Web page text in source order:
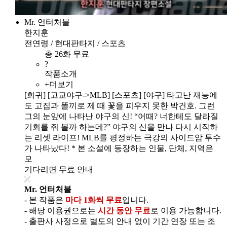
Mr. 언터처블
한지훈
전연령 / 현대판타지 / 스포츠
총 26화 무료
?
작품소개
+더보기
[회귀] [고교야구->MLB] [스포츠] [야구] 타고난 재능에
도 고집과 똘끼로 제 때 꽃을 피우지 못한 박건호. 그런
그의 눈앞에 나타난 야구의 신! “어때? 너한테도 달라질
기회를 줘 볼까 하는데?” 야구의 신을 만나 다시 시작하
는 리셋 라이프! MLB를 평정하는 극강의 사이드암 투수
가 나타났다! * 본 소설에 등장하는 인물, 단체, 지역은
모
기다리면 무료 안내
Mr. 언터처블
- 본 작품은 마다 1화씩 무료입니다.
- 해당 이용권으로는 시간 동안 무료 로 이용 가능합니다.
- 출판사 사정으로 별도의 안내 없이 기간 연장 또는 조